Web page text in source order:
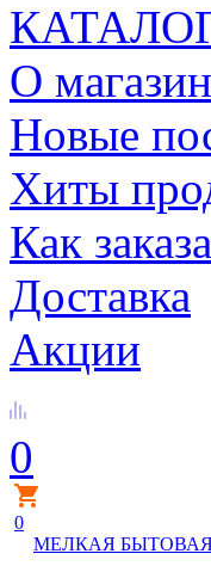
О
Новые
Хиты
Как
Доставка
Акции
0
0
МЕЛКАЯ